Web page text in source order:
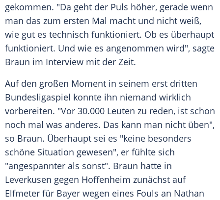
gekommen. "Da geht der Puls höher, gerade wenn
man das zum ersten Mal macht und nicht weiß,
wie gut es technisch funktioniert. Ob es überhaupt
funktioniert. Und wie es angenommen wird", sagte
Braun im Interview mit der Zeit.
Auf den großen Moment in seinem erst dritten
Bundesligaspiel konnte ihn niemand wirklich
vorbereiten. "Vor 30.000 Leuten zu reden, ist schon
noch mal was anderes. Das kann man nicht üben",
so Braun. Überhaupt sei es "keine besonders
schöne Situation gewesen", er fühlte sich
"angespannter als sonst". Braun hatte in
Leverkusen gegen Hoffenheim zunächst auf
Elfmeter für Bayer wegen eines Fouls an Nathan